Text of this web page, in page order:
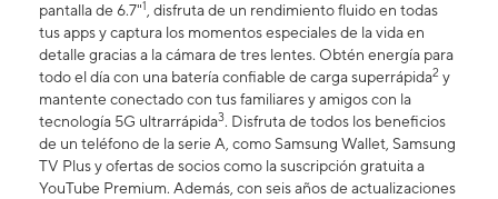
pantalla de 6.7"1, disfruta de un rendimiento fluido en todas
tus apps y captura los momentos especiales de la vida en
detalle gracias a la cámara de tres lentes. Obtén energía para
todo el día con una batería confiable de carga superrápida2 y
mantente conectado con tus familiares y amigos con la
tecnología 5G ultrarrápida3. Disfruta de todos los beneficios
de un teléfono de la serie A, como Samsung Wallet, Samsung
TV Plus y ofertas de socios como la suscripción gratuita a
YouTube Premium. Además, con seis años de actualizaciones